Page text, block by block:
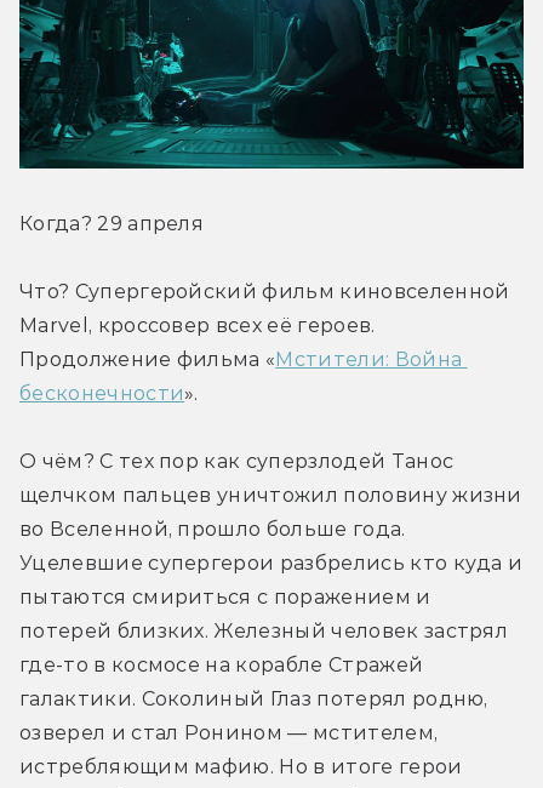
Когда? 29 апреля
Что? Супергеройский фильм киновселенной
Marvel, кроссовер всех её героев.
Продолжение фильма «Мстители: Война
бесконечности».
О чём? С тех пор как суперзлодей Танос
щелчком пальцев уничтожил половину жизни
во Вселенной, прошло больше года.
Уцелевшие супергерои разбрелись кто куда и
пытаются смириться с поражением и
потерей близких. Железный человек застрял
где-то в космосе на корабле Стражей
галактики. Соколиный Глаз потерял родню,
озверел и стал Ронином — мстителем,
истребляющим мафию. Но в итоге герои